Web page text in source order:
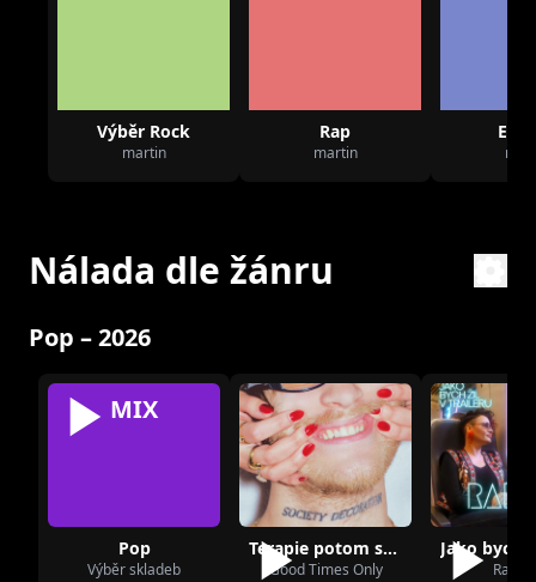
Výběr Rock
martin
Rap
martin
Nálada dle žánru
Pop – 2026
MIX
Pop
Výběr skladeb
Terapie potom smích
Good Times Only